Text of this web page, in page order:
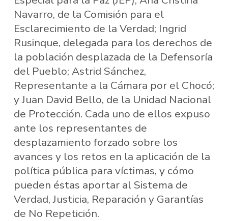
Navarro, de la Comisión para el
Esclarecimiento de la Verdad; Ingrid
Rusinque, delegada para los derechos de
la población desplazada de la Defensoría
del Pueblo; Astrid Sánchez,
Representante a la Cámara por el Chocó;
y Juan David Bello, de la Unidad Nacional
de Protección. Cada uno de ellos expuso
ante los representantes de
desplazamiento forzado sobre los
avances y los retos en la aplicación de la
política pública para víctimas, y cómo
pueden éstas aportar al Sistema de
Verdad, Justicia, Reparación y Garantías
de No Repetición.